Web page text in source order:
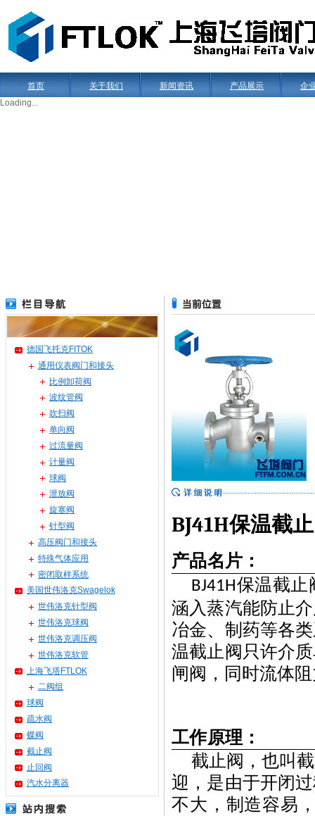
首页 关于我们 新闻资讯 产品展示
企
Loading...
德国飞托克FITOK
通用仪表阀门和接头
比例卸荷阀
波纹管阀
吹扫阀
单向阀
过流量阀
计量阀
球阀
泄放阀
旋塞阀
针型阀
高压阀门和接头
特殊气体应用
密闭取样系统
美国世伟洛克Swagelok
世伟洛克针型阀
世伟洛克球阀
世伟洛克调压阀
世伟洛克软管
上海飞塔FTLOK
二阀组
球阀
疏水阀
蝶阀
截止阀
止回阀
汽水分离器
BJ41H保温截
产品名片：
BJ41H 保温截止
涵入蒸汽能防止
冶金、制药等各
温截止阀只许介
闸阀，同时流体
工作原理：
截止阀，也叫
迎，是由于开闭
不大，制造容易